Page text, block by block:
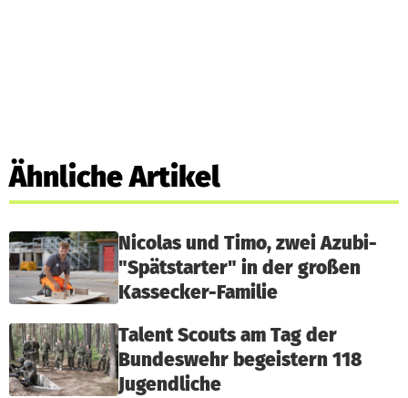
Ähnliche Artikel
Nicolas und Timo, zwei Azubi-
"Spätstarter" in der großen
Kassecker-Familie
Talent Scouts am Tag der
Bundeswehr begeistern 118
Jugendliche